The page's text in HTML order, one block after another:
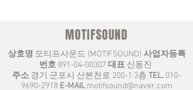
MOTIFSOUND
상호명 모티프사운드 (MOTIFSOUND) 사업자등록
번호 891-04-00307대표 신동진
주소 경기 군포시 산본천로 200-1 3층 TEL. 010-
9690-2918 E-MAIL motifsound@naver.com